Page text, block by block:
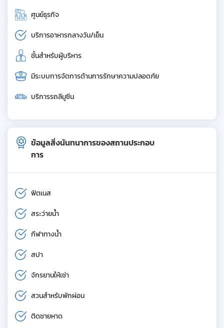
ศูนย์ธุรกิจ
บริการอาหารกลางวัน/เย็น
ชั้นสำหรับผู้บริหาร
มีระบบการจัดการด้านการรักษาความปลอดภัย
บริการรถลีมูซีน
ข้อมูลสิ่งนันทนาการของสถานประกอบ
การ
ฟิตเนส
สระว่ายน้ำ
กีฬาทางน้ำ
สปา
จักรยานให้เช่า
สวนสำหรับพักผ่อน
ติดชายหาด